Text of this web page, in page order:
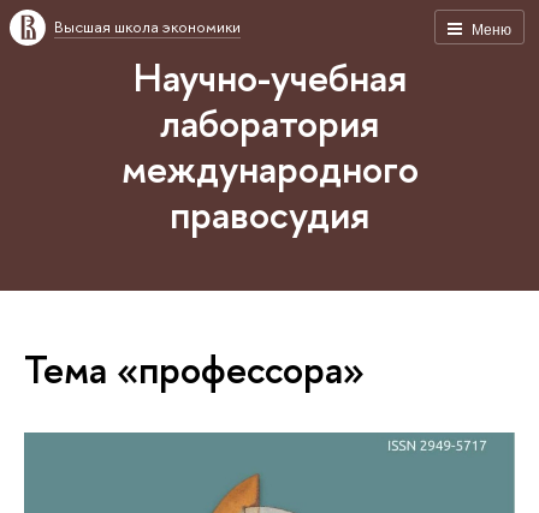
Меню
Высшая школа экономики
Научно-учебная
лаборатория
международного
правосудия
Тема «профессора»